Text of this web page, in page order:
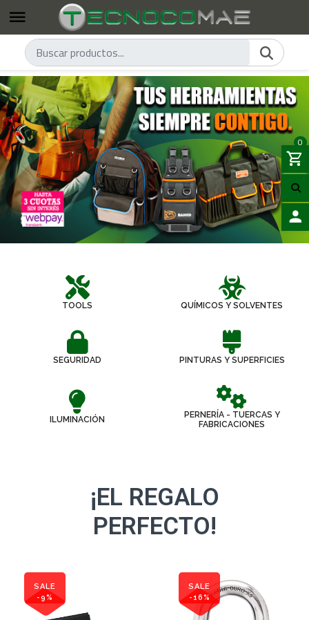
0
LOGIN
TOOLS QUÍMICOS Y SOLVENTES
SEGURIDAD PINTURAS Y SUPERFICIES
ILUMINACIÓN
PERNERÍA - TUERCAS Y
FABRICACIONES
¡EL REGALO
PERFECTO!
SALE
-9%
SALE
-16%